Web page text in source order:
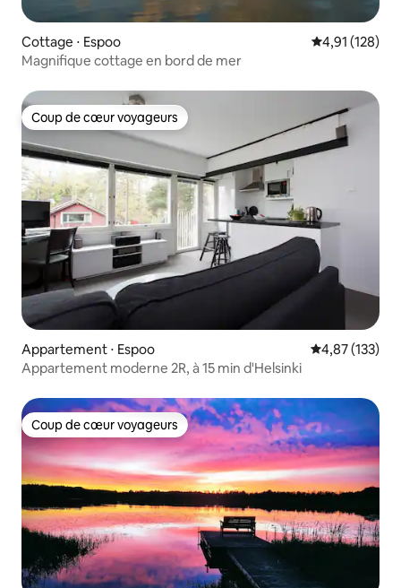
Cottage ⋅ Espoo Évaluation
4,91 (128)
Magnifique cottage en bord de mer
Coup de cœur voyageurs
Coup de cœur voyageurs
Appartement ⋅ Espoo Évaluation
4,87 (133)
Appartement moderne 2R, à 15 min d'Helsinki
Coup de cœur voyageurs
Coup de cœur voyageurs